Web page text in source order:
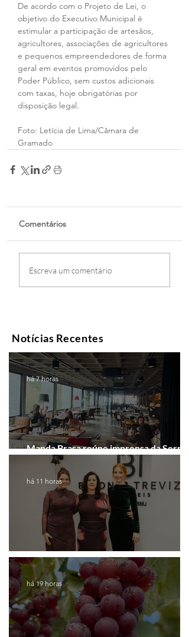
De acordo com o Projeto de Lei, o
objetivo do Executivo Municipal é
estimular a participação de artesãos,
agricultores, associações de agricultores
e pequenos empreendedores de forma
geral em eventos promovidos pelo
Poder Público, sem custos adicionais
com taxas, hoje obrigatórias por
disposição legal.
Foto: Letícia de Lima/Câmara de
Gramado
Comentários
Escreva um comentário
Notícias Recentes
Manda Brasa reúne imprensa da Serra
Gaúcha para falar de expansão
há 7 horas
Coluna de Caxias
há 11 horas
há 19 horas